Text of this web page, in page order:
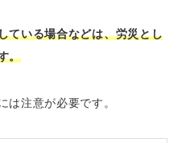
ている場合などは、労災とし
。
は注意が必要です。